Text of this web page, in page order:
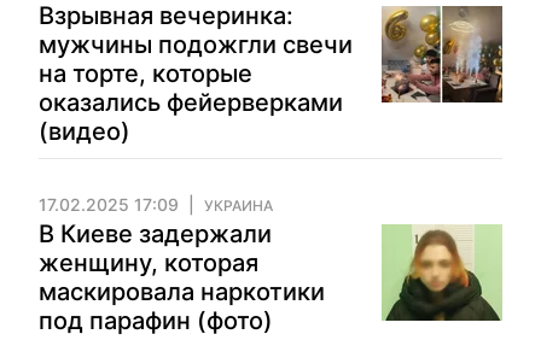
Взрывная вечеринка:
мужчины подожгли свечи
на торте, которые
оказались фейерверками
(видео)
17.02.2025 17:09 УКРАИНА
В Киеве задержали
женщину, которая
маскировала наркотики
под парафин (фото)